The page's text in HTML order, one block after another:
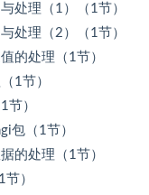
处理（1）（1节）
处理（2）（1节）
的处理（1节）
1节）
节）
包（1节）
的处理（1节）
）